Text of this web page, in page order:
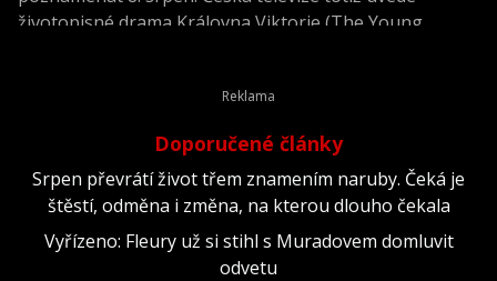
životopisné drama Královna Viktorie (The Young
Doporučené články
Srpen převrátí život třem znamením naruby. Čeká je
štěstí, odměna i změna, na kterou dlouho čekala
Vyřízeno: Fleury už si stihl s Muradovem domluvit
odvetu